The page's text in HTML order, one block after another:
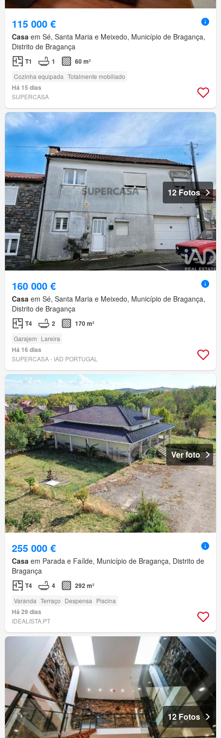
115 000 €
Casa em Sé, Santa Maria e Meixedo, Município de Bragança,
Distrito de Bragança
T1 1 60 m²
Cozinha equipada Totalmente mobiliado
Há 15 dias
SUPERCASA
12 Fotos
160 000 €
Casa em Sé, Santa Maria e Meixedo, Município de Bragança,
Distrito de Bragança
T4 2 170 m²
Garajem Lareira
Há 16 dias
SUPERCASA - IAD PORTUGAL
Ver foto
255 000 €
Casa em Parada e Faílde, Município de Bragança, Distrito de
Bragança
T4 4 292 m²
Varanda Terraço Despensa Piscina
Há 29 dias
IDEALISTA.PT
12 Fotos